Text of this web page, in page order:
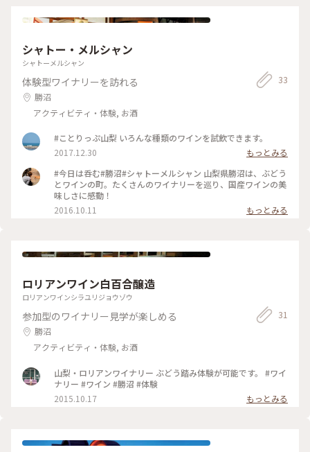
シャトー・メルシャン
シャトーメルシャン
体験型ワイナリーを訪れる
勝沼
アクティビティ・体験, お酒
33
#ことりっぷ山梨 いろんな種類のワインを試飲できます。
2017.12.30
もっとみる
#今日は呑む#勝沼#シャトーメルシャン 山梨県勝沼は、ぶどう
とワインの町。たくさんのワイナリーを巡り、国産ワインの美
味しさに感動！
2016.10.11
もっとみる
ロリアンワイン白百合醸造
ロリアンワインシラユリジョウゾウ
参加型のワイナリー見学が楽しめる
勝沼
アクティビティ・体験, お酒
31
山梨・ロリアンワイナリー ぶどう踏み体験が可能です。 #ワイ
ナリー #ワイン #勝沼 #体験
2015.10.17
もっとみる